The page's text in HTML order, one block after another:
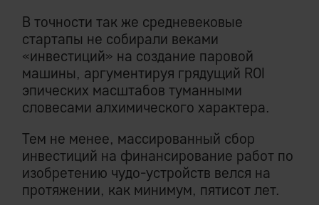
В точности так же средневековые
стартапы не собирали веками
«инвестиций» на создание паровой
машины, аргументируя грядущий ROI
эпических масштабов туманными
словесами алхимического характера.
Тем не менее, массированный сбор
инвестиций на финансирование работ по
изобретению чудо-устройств велся на
протяжении, как минимум, пятисот лет.